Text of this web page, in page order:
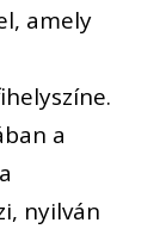
amely
a
nyilván